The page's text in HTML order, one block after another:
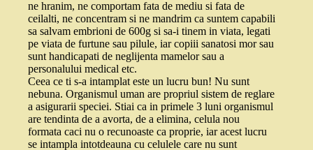
ne hranim, ne comportam fata de mediu si fata de
ceilalti, ne concentram si ne mandrim ca suntem capabili
sa salvam embrioni de 600g si sa-i tinem in viata, legati
pe viata de furtune sau pilule, iar copiii sanatosi mor sau
sunt handicapati de neglijenta mamelor sau a
personalului medical etc.
Ceea ce ti s-a intamplat este un lucru bun! Nu sunt
nebuna. Organismul uman are propriul sistem de reglare
a asigurarii speciei. Stiai ca in primele 3 luni organismul
are tendinta de a avorta, de a elimina, celula nou
formata caci nu o recunoaste ca proprie, iar acest lucru
se intampla intotdeauna cu celulele care nu sunt